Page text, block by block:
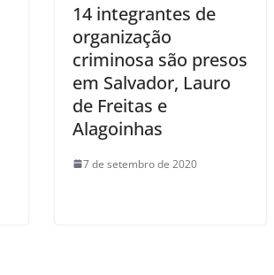
14 integrantes de
organização
criminosa são presos
em Salvador, Lauro
de Freitas e
Alagoinhas
7 de setembro de 2020